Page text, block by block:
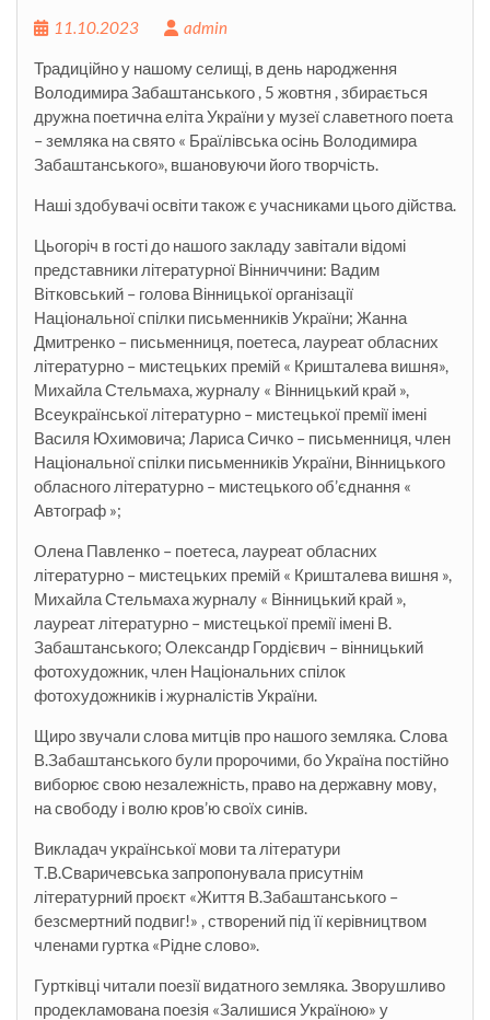
11.10.2023 admin
Традиційно у нашому селищі, в день народження
Володимира Забаштанського , 5 жовтня , збирається
дружна поетична еліта України у музеї славетного поета
– земляка на свято « Браїлівська осінь Володимира
Забаштанського», вшановуючи його творчість.
Наші здобувачі освіти також є учасниками цього дійства.
Цьогоріч в гості до нашого закладу завітали відомі
представники літературної Вінниччини: Вадим
Вітковський – голова Вінницької організації
Національної спілки письменників України; Жанна
Дмитренко – письменниця, поетеса, лауреат обласних
літературно – мистецьких премій « Кришталева вишня»,
Михайла Стельмаха, журналу « Вінницький край »,
Всеукраїнської літературно – мистецької премії імені
Василя Юхимовича; Лариса Сичко – письменниця, член
Національної спілки письменників України, Вінницького
обласного літературно – мистецького об’єднання «
Автограф »;
Олена Павленко – поетеса, лауреат обласних
літературно – мистецьких премій « Кришталева вишня »,
Михайла Стельмаха журналу « Вінницький край »,
лауреат літературно – мистецької премії імені В.
Забаштанського; Олександр Гордієвич – вінницький
фотохудожник, член Національних спілок
фотохудожників і журналістів України.
Щиро звучали слова митців про нашого земляка. Слова
В.Забаштанського були пророчими, бо Україна постійно
виборює свою незалежність, право на державну мову,
на свободу і волю кров’ю своїх синів.
Викладач української мови та літератури
Т.В.Сваричевська запропонувала присутнім
літературний проєкт «Життя В.Забаштанського –
безсмертний подвиг!» , створений під її керівництвом
членами гуртка «Рідне слово».
Гуртківці читали поезії видатного земляка. Зворушливо
продекламована поезія «Залишися Україною» у